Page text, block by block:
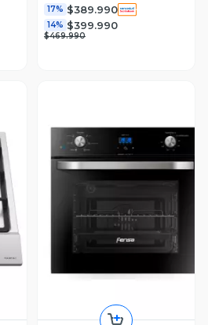
17% $389.990
14% $399.990
$469.990